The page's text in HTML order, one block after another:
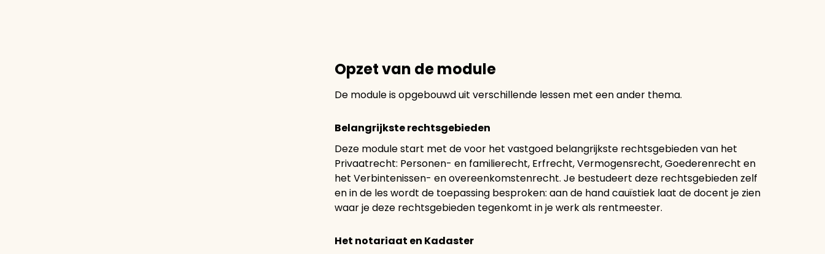
Opzet van de module
De module is opgebouwd uit verschillende lessen met een ander thema.
Belangrijkste rechtsgebieden
Deze module start met de voor het vastgoed belangrijkste rechtsgebieden van het
Privaatrecht: Personen- en familierecht, Erfrecht, Vermogensrecht, Goederenrecht en
het Verbintenissen- en overeenkomstenrecht. Je bestudeert deze rechtsgebieden zelf
en in de les wordt de toepassing besproken: aan de hand cauïstiek laat de docent je zien
waar je deze rechtsgebieden tegenkomt in je werk als rentmeester.
Het notariaat en Kadaster